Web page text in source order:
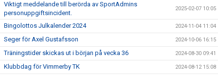
Viktigt meddelande till berörda av SportAdmins
personuppgiftsincident.
2025-02-07 10:05
Bingolottos Julkalender 2024 2024-11-04 11:04
Seger för Axel Gustafsson 2024-10-06 16:15
Träningstider skickas ut i början på vecka 36 2024-08-30 09:41
Klubbdag för Vimmerby TK 2024-08-12 15:08